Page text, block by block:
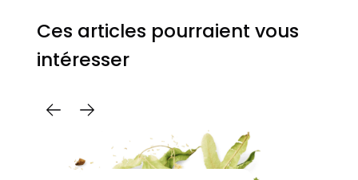
Ces articles pourraient vous
intéresser